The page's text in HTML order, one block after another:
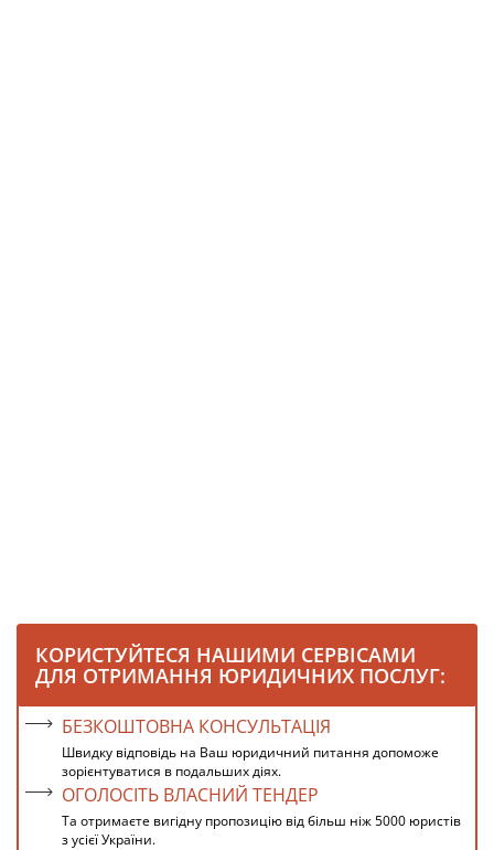
КОРИСТУЙТЕСЯ НАШИМИ СЕРВІСАМИ
ДЛЯ ОТРИМАННЯ ЮРИДИЧНИХ ПОСЛУГ:
БЕЗКОШТОВНА КОНСУЛЬТАЦІЯ
Швидку відповідь на Ваш юридичний питання допоможе
зорієнтуватися в подальших діях.
ОГОЛОСІТЬ ВЛАСНИЙ ТЕНДЕР
Та отримаєте вигідну пропозицію від більш ніж 5000 юристів
з усієї України.